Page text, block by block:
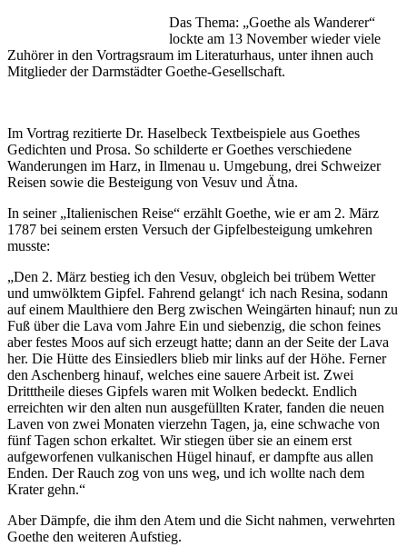
Das Thema: „Goethe als Wanderer“
lockte am 13 November wieder viele
Zuhörer in den Vortragsraum im Literaturhaus, unter ihnen auch
Mitglieder der Darmstädter Goethe-Gesellschaft.
Im Vortrag rezitierte Dr. Haselbeck Textbeispiele aus Goethes
Gedichten und Prosa. So schilderte er Goethes verschiedene
Wanderungen im Harz, in Ilmenau u. Umgebung, drei Schweizer
Reisen sowie die Besteigung von Vesuv und Ätna.
In seiner „Italienischen Reise“ erzählt Goethe, wie er am 2. März
1787 bei seinem ersten Versuch der Gipfelbesteigung umkehren
musste:
„Den 2. März bestieg ich den Vesuv, obgleich bei trübem Wetter
und umwölktem Gipfel. Fahrend gelangt‘ ich nach Resina, sodann
auf einem Maulthiere den Berg zwischen Weingärten hinauf; nun zu
Fuß über die Lava vom Jahre Ein und siebenzig, die schon feines
aber festes Moos auf sich erzeugt hatte; dann an der Seite der Lava
her. Die Hütte des Einsiedlers blieb mir links auf der Höhe. Ferner
den Aschenberg hinauf, welches eine sauere Arbeit ist. Zwei
Dritttheile dieses Gipfels waren mit Wolken bedeckt. Endlich
erreichten wir den alten nun ausgefüllten Krater, fanden die neuen
Laven von zwei Monaten vierzehn Tagen, ja, eine schwache von
fünf Tagen schon erkaltet. Wir stiegen über sie an einem erst
aufgeworfenen vulkanischen Hügel hinauf, er dampfte aus allen
Enden. Der Rauch zog von uns weg, und ich wollte nach dem
Krater gehn.“
Aber Dämpfe, die ihm den Atem und die Sicht nahmen, verwehrten
Goethe den weiteren Aufstieg.